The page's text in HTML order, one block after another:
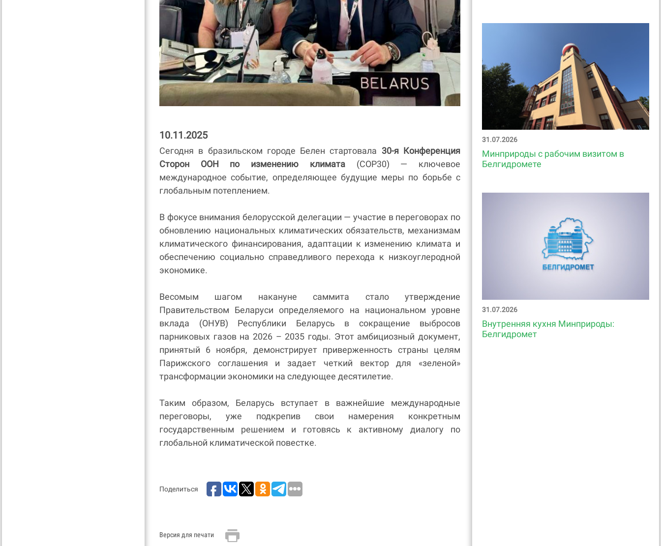
10.11.2025
Сегодня в бразильском городе Белен стартовала 30-я Конференция
Сторон ООН по изменению климата(COP30) — ключевое
международное событие, определяющее будущие меры по борьбе с
глобальным потеплением.
В фокусе внимания белорусской делегации — участие в переговорах по
обновлению национальных климатических обязательств, механизмам
климатического финансирования, адаптации к изменению климата и
обеспечению социально справедливого перехода к низкоуглеродной
экономике.
Весомым шагом накануне саммита стало утверждение
Правительством Беларуси определяемого на национальном уровне
вклада (ОНУВ) Республики Беларусь в сокращение выбросов
парниковых газов на 2026 – 2035 годы. Этот амбициозный документ,
принятый 6 ноября, демонстрирует приверженность страны целям
Парижского соглашения и задает четкий вектор для «зеленой»
трансформации экономики на следующее десятилетие.
Таким образом, Беларусь вступает в важнейшие международные
переговоры, уже подкрепив свои намерения конкретным
государственным решением и готовясь к активному диалогу по
глобальной климатической повестке.
Поделиться
Версия для печати
31.07.2026
Минприроды с рабочим визитом в
Белгидромете
31.07.2026
Внутренняя кухня Минприроды:
Белгидромет